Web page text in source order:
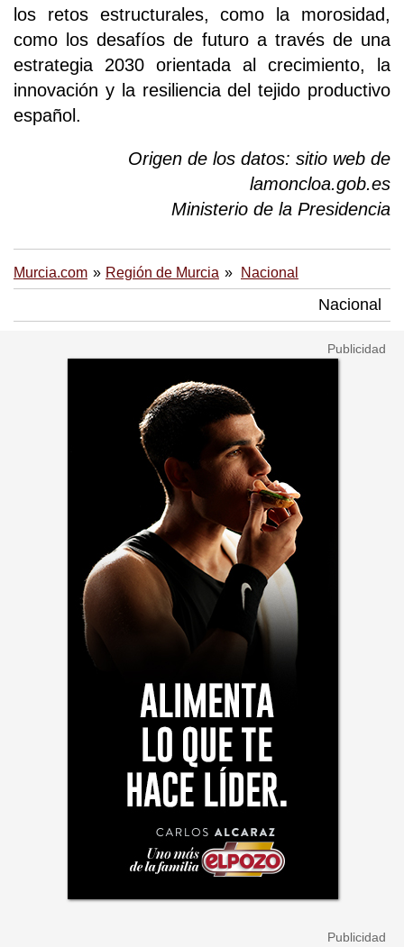
los retos estructurales, como la morosidad,
como los desafíos de futuro a través de una
estrategia 2030 orientada al crecimiento, la
innovación y la resiliencia del tejido productivo
español.
Origen de los datos: sitio web de
lamoncloa.gob.es
Ministerio de la Presidencia
Murcia.com Región de Murcia Nacional
Nacional